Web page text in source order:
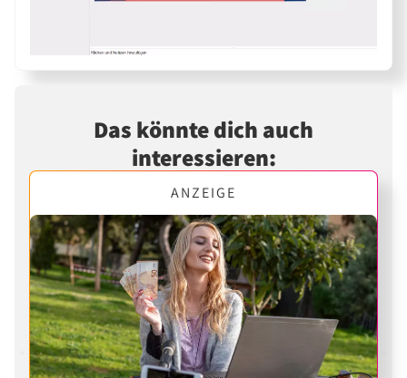
Das könnte dich auch
interessieren:
ANZEIGE